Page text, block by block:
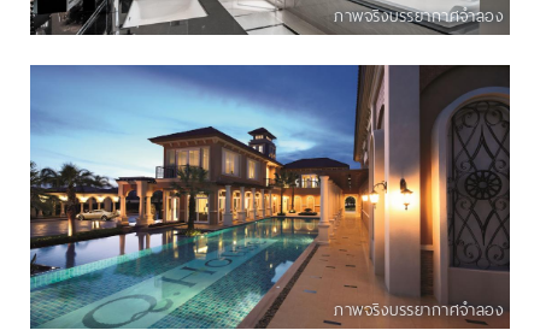
ภาพจริงบรรยากาศจำลอง
ภาพจริงบรรยากาศจำลอง